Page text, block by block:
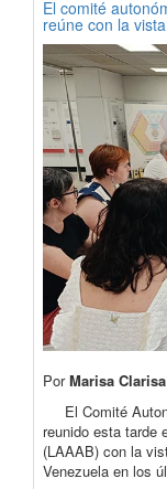
El comité
reúne con la
PorMarisa Clarisa
El Comité
reunido esta tarde
(LAAAB) con la
Venezuela en los